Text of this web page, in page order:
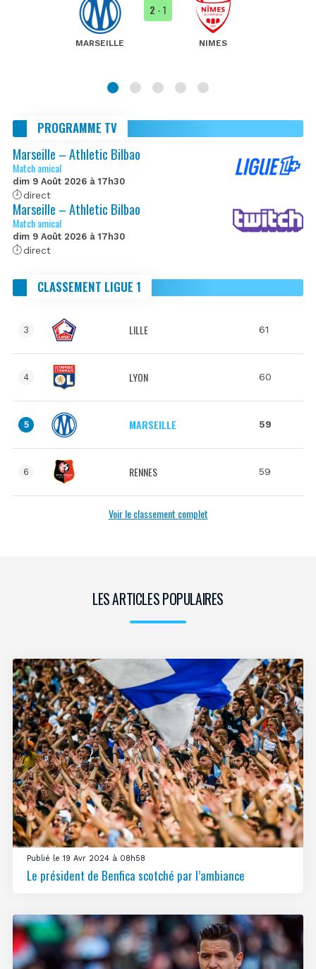
MARSEILLE
2 - 1
NIMES
PROGRAMME TV
Marseille – Athletic Bilbao
Match amical
dim 9 Août 2026 à 17h30
direct
Marseille – Athletic Bilbao
Match amical
dim 9 Août 2026 à 17h30
direct
CLASSEMENT LIGUE 1
3 LILLE 61
4 LYON 60
5 MARSEILLE 59
6 RENNES 59
Voir le classement complet
LES ARTICLES POPULAIRES
Publié le 19 Avr 2024 à 08h58
Le président de Benfica scotché par l’ambiance